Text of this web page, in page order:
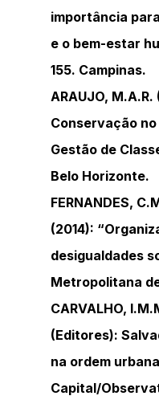
importância
e o bem-estar
155. Campinas.
ARAUJO,
Conservação
Gestão de
Belo Horizonte.
FERNANDES,
(2014):
desigualdades
Metropolitana
CARVALHO,
(Editores):
na ordem
Capital/